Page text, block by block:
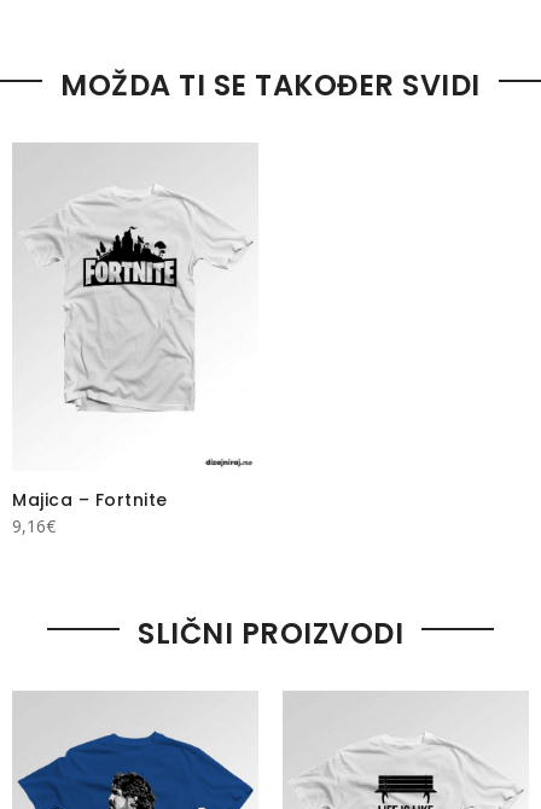
MOŽDA TI SE TAKOĐER SVIDI
Majica – Fortnite
9,16€
SLIČNI PROIZVODI